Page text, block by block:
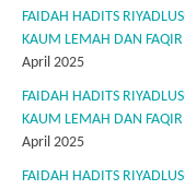
FAIDAH HADITS
KAUM LEMAH DAN
April 2025
FAIDAH HADITS
KAUM LEMAH DAN
April 2025
FAIDAH HADITS